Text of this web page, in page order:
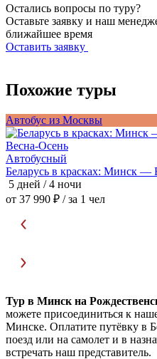
Остались вопросы по туру?
Оставьте заявку и наш
ближайшее время
Оставить заявку
Похожие туры
Автобус из Москвы
Весна-Осень
Автобусный
Беларусь в красках: Минск —
5 дней / 4 ночи
от 37 990 ₽ / за 1 чел
Тур в Минск на
можете присоединиться к
Минске. Оплатите путёвку в
поезд или на самолет и в
встречать наш представитель.